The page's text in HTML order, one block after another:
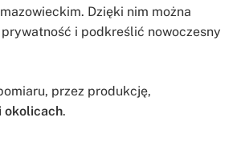
Dzięki nim można
i podkreślić nowoczesny
przez produkcję,
okolicach.